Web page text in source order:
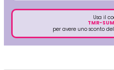
Usa il
TMR-
per avere uno sconto